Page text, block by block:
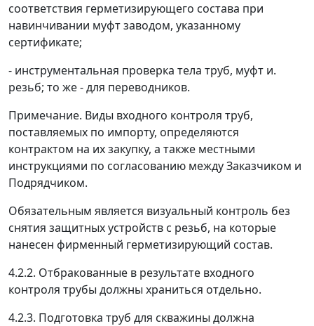
соответствия герметизирующего состава при
навинчивании муфт заводом, указанному
сертификате;
- инструментальная проверка тела труб, муфт и.
резьб; то же - для переводников.
Примечание. Виды входного контроля труб,
поставляемых по импорту, определяются
контрактом на их закупку, а также местными
инструкциями по согласованию между Заказчиком и
Подрядчиком.
Обязательным является визуальный контроль без
снятия защитных устройств с резьб, на которые
нанесен фирменный герметизирующий состав.
4.2.2. Отбракованные в результате входного
контроля трубы должны храниться отдельно.
4.2.3. Подготовка труб для скважины должна